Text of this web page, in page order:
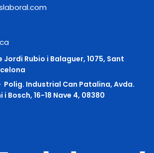
Rubio i Balaguer, 1075, Sant
Polig. Industrial Can Patalina, Avda.
Bosch, 16-18 Nave 4, 08380